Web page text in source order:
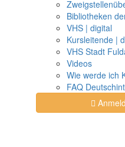
Bibliotheken
VHS | digital
Kursleitende |
VHS Stadt
Videos
Wie werde ich
FAQ